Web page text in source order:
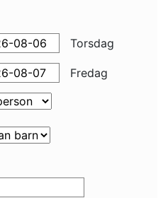
Torsdag
Fredag